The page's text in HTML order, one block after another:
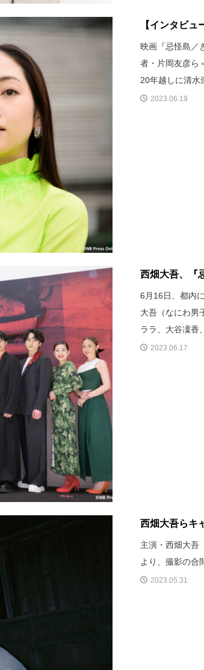
【インタビ
映画『忌怪島／
者・片岡友彦ら
20年越しに清水
2023.06.19
西畑大吾、『
6月16日、都内
大吾（なにわ男
ララ、大谷凜香
2023.06.17
西畑大吾らキ
主演・西畑大吾
より、撮影の合
2023.05.31